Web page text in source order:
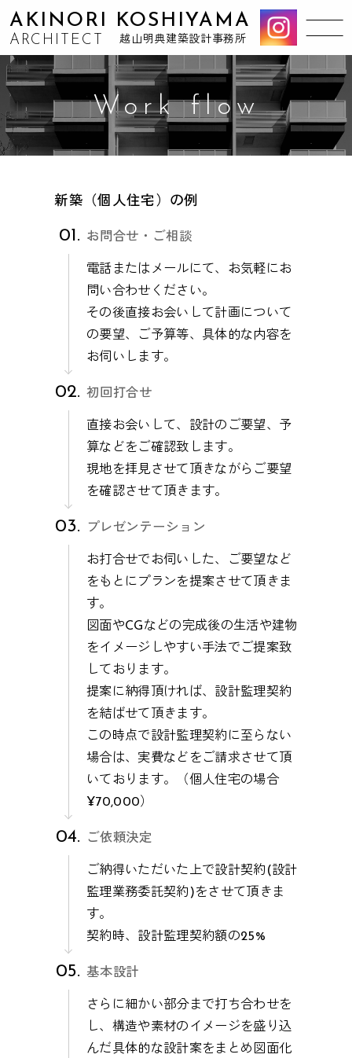
AKINORI KOSHIYAMA
ARCHITECT 越山明典建築設計事務所
Work flow
新築（個人住宅）の例
お問合せ・ご相談
電話またはメールにて、お気軽にお
問い合わせください。
その後直接お会いして計画について
の要望、ご予算等、具体的な内容を
お伺いします。
初回打合せ
直接お会いして、設計のご要望、予
算などをご確認致します。
現地を拝見させて頂きながらご要望
を確認させて頂きます。
プレゼンテーション
お打合せでお伺いした、ご要望など
をもとにプランを提案させて頂きま
す。
図面やCGなどの完成後の生活や建物
をイメージしやすい手法でご提案致
しております。
提案に納得頂ければ、設計監理契約
を結ばせて頂きます。
この時点で設計監理契約に至らない
場合は、実費などをご請求させて頂
いております。（個人住宅の場合
¥70,000）
ご依頼決定
ご納得いただいた上で設計契約(設計
監理業務委託契約)をさせて頂きま
す。
契約時、設計監理契約額の25%
基本設計
さらに細かい部分まで打ち合わせを
し、構造や素材のイメージを盛り込
んだ具体的な設計案をまとめ図面化